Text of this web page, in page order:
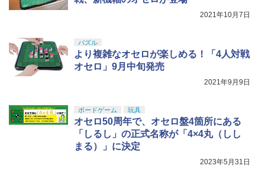
2021年10月7日
パズル
より複雑なオセロが楽しめる！「4人対戦
オセロ」9月中旬発売
2021年9月9日
ボードゲーム 玩具
オセロ50周年で、オセロ盤4箇所にある
「しるし」の正式名称が「4×4丸（しし
まる）」に決定
2023年5月31日